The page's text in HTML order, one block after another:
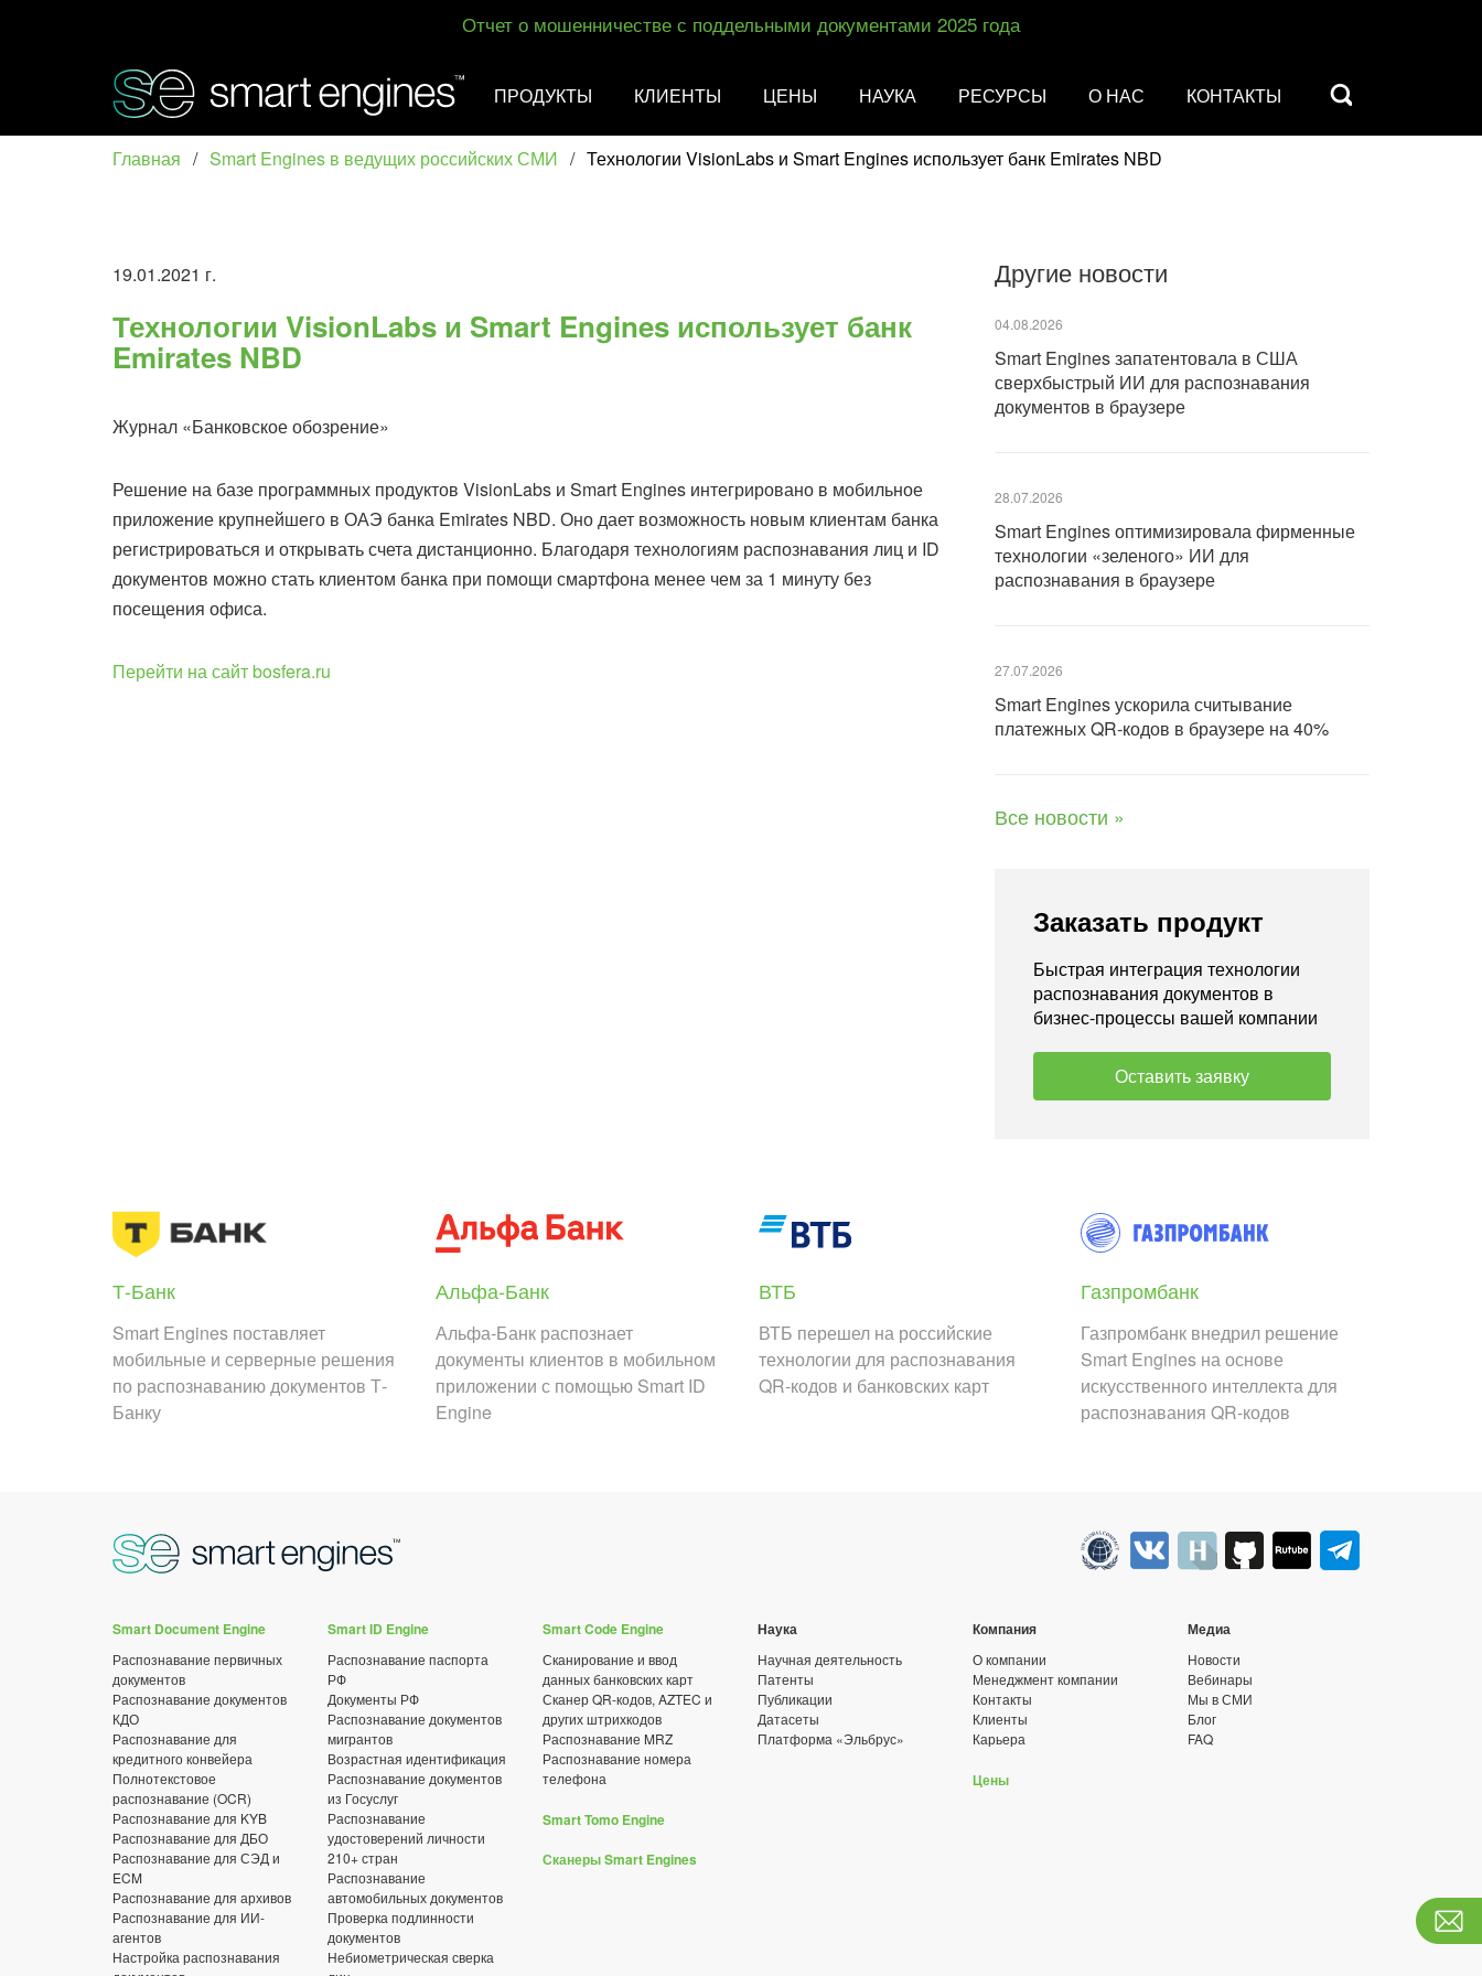
Отчет о мошенничестве с поддельными документами 2025 года
ПРОДУКТЫ КЛИЕНТЫ ЦЕНЫ НАУКА РЕСУРСЫ О НАС КОНТАКТЫ
Главная / Smart Engines в ведущих российских СМИ / Технологии VisionLabs и Smart Engines использует банк Emirates NBD
19.01.2021 г.
Технологии VisionLabs и Smart Engines использует банк
Emirates NBD
Журнал «Банковское обозрение»
Решение на базе программных продуктов VisionLabs и Smart Engines интегрировано в мобильное
приложение крупнейшего в ОАЭ банка Emirates NBD. Оно дает возможность новым клиентам банка
регистрироваться и открывать счета дистанционно. Благодаря технологиям распознавания лиц и ID
документов можно стать клиентом банка при помощи смартфона менее чем за 1 минуту без
посещения офиса.
Перейти на сайт bosfera.ru
Другие новости
04.08.2026
Smart Engines запатентовала в США
сверхбыстрый ИИ для распознавания
документов в браузере
28.07.2026
Smart Engines оптимизировала фирменные
технологии «зеленого» ИИ для
распознавания в браузере
27.07.2026
Smart Engines ускорила считывание
платежных QR-кодов в браузере на 40%
Все новости »
Заказать продукт
Быстрая интеграция технологии
распознавания документов в
бизнес-процессы вашей компании
Оставить заявку
Т-Банк
Smart Engines поставляет
мобильные и серверные решения
по распознаванию документов Т-
Банку
Альфа-Банк
Альфа-Банк распознает
документы клиентов в мобильном
приложении с помощью Smart ID
Engine
ВТБ
ВТБ перешел на российские
технологии для распознавания
QR-кодов и банковских карт
Газпромбанк
Газпромбанк внедрил решение
Smart Engines на основе
искусственного интеллекта для
распознавания QR-кодов
Smart Document Engine
Распознавание первичных
документов
Распознавание документов
КДО
Распознавание для
кредитного конвейера
Полнотекстовое
распознавание (OCR)
Распознавание для KYB
Распознавание для ДБО
Распознавание для СЭД и
ECM
Распознавание для архивов
Распознавание для ИИ-
агентов
Настройка распознавания
Smart ID Engine
Распознавание паспорта
РФ
Документы РФ
Распознавание документов
мигрантов
Возрастная идентификация
Распознавание документов
из Госуслуг
Распознавание
удостоверений личности
210+ стран
Распознавание
автомобильных документов
Проверка подлинности
документов
Небиометрическая сверка
Smart Code Engine
Сканирование и ввод
данных банковских карт
Сканер QR-кодов, AZTEC и
других штрихкодов
Распознавание MRZ
Распознавание номера
телефона
Smart Tomo Engine
Сканеры Smart Engines
Наука
Научная деятельность
Патенты
Публикации
Датасеты
Платформа «Эльбрус»
Компания
О компании
Менеджмент компании
Контакты
Клиенты
Карьера
Цены
Медиа
Новости
Вебинары
Мы в СМИ
Блог
FAQ